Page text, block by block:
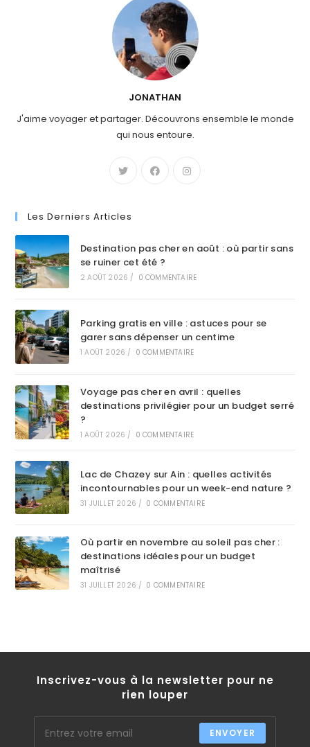
JONATHAN
J'aime voyager et partager. Découvrons ensemble le monde
qui nous entoure.
Les Derniers Articles
Destination pas cher en août : où partir sans
se ruiner cet été ?
2 AOÛT 2026 / 0 COMMENTAIRE
Parking gratis en ville : astuces pour se
garer sans dépenser un centime
1 AOÛT 2026 / 0 COMMENTAIRE
Voyage pas cher en avril : quelles
destinations privilégier pour un budget serré
?
1 AOÛT 2026 / 0 COMMENTAIRE
Lac de Chazey sur Ain : quelles activités
incontournables pour un week-end nature ?
31 JUILLET 2026 / 0 COMMENTAIRE
Où partir en novembre au soleil pas cher :
destinations idéales pour un budget
maîtrisé
31 JUILLET 2026 / 0 COMMENTAIRE
Inscrivez-vous à la newsletter pour ne
rien louper
ENVOYER